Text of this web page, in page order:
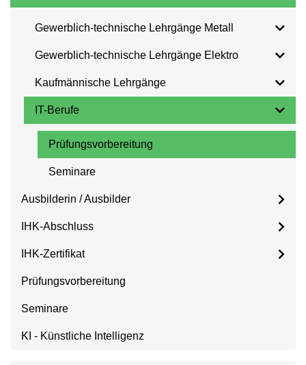
Gewerblich-technische Lehrgänge Metall
Gewerblich-technische Lehrgänge Elektro
Kaufmännische Lehrgänge
IT-Berufe
Prüfungsvorbereitung
Seminare
Ausbilderin / Ausbilder
IHK-Abschluss
IHK-Zertifikat
Prüfungsvorbereitung
Seminare
KI - Künstliche Intelligenz